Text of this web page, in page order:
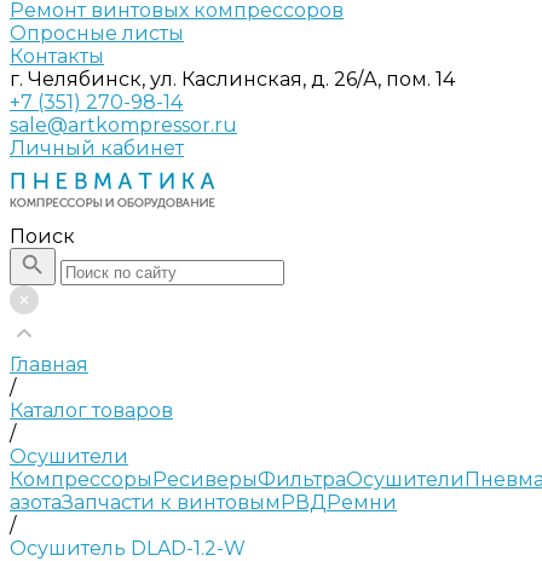
Ремонт винтовых компрессоров
Опросные листы
Контакты
г. Челябинск, ул. Каслинская, д. 26/А, пом. 14
+7 (351) 270-98-14
sale@artkompressor.ru
Личный кабинет
Поиск
Главная
/
Каталог товаров
/
Осушители
КомпрессорыРесиверыФильтраОсушители
азотаЗапчасти к винтовымРВДРемни
/
Осушитель DLAD-1.2-W